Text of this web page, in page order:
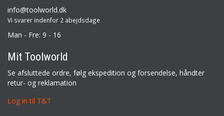
info@toolworld.dk
Vi svarer indenfor 2 abejdsdage
Man - Fre: 9 - 16
Mit Toolworld
Se afsluttede ordre, følg ekspedition og forsendelse, håndter
retur- og reklamation
Log in til T&T